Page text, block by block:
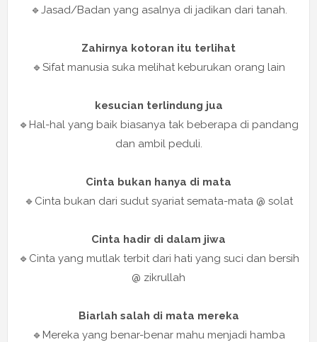
🔹Jasad/Badan yang asalnya di jadikan dari tanah.
Zahirnya kotoran itu terlihat
🔹Sifat manusia suka melihat keburukan orang lain
kesucian terlindung jua
🔹Hal-hal yang baik biasanya tak beberapa di pandang
dan ambil peduli.
Cinta bukan hanya di mata
🔹Cinta bukan dari sudut syariat semata-mata @ solat
Cinta hadir di dalam jiwa
🔹Cinta yang mutlak terbit dari hati yang suci dan bersih
@ zikrullah
Biarlah salah di mata mereka
🔹Mereka yang benar-benar mahu menjadi hamba